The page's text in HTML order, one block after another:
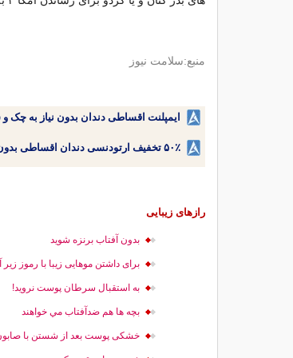
منبع:‌سلامت نیوز
ایمپلنت اقساطی دندان بدون نیاز به
۵۰٪ تخفیف ارتودنسی دندان اقساطی بدون نیاز به چک یا سفته!
رازهای زیبایی
بدون آفتاب برنزه شوید
برای داشتن موهایی زیبا با رموز زیر
به استقبال سرطان پوست نروید!
بچه ها هم ضدآفتاب مي خواهند
خشکی پوست بعد از شستن با